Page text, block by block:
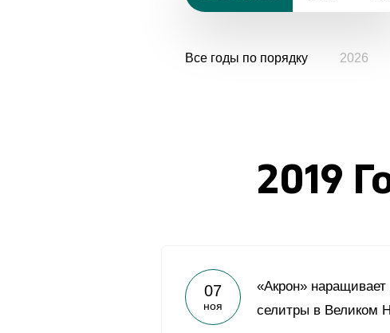
Все годы по порядку 2026
2019
07
ноя
«Акрон»
селитры в Великом